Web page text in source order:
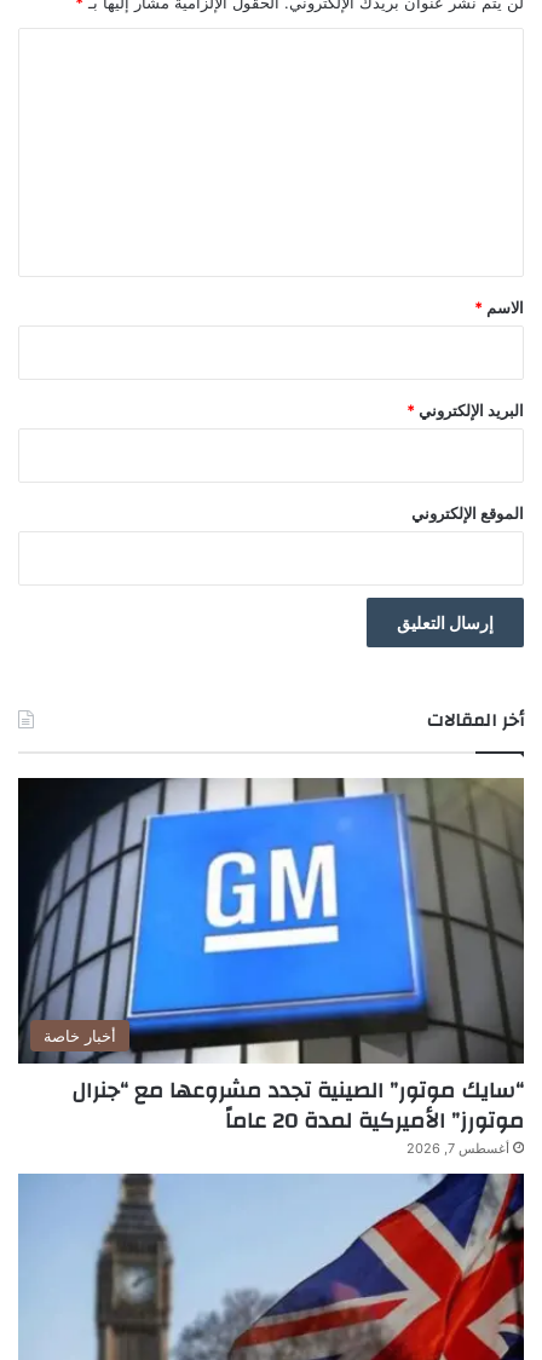
*
الاسم *
البريد الإلكتروني *
الموقع الإلكتروني
أخر المقالات
أخبار خاصة
“سايك موتور” الصينية تجدد مشروعها مع “جنرال
موتورز” الأميركية لمدة 20 عاماً
أغسطس 7, 2026